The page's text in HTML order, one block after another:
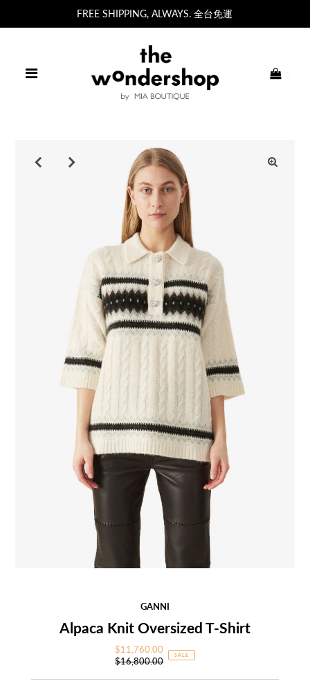
FREE SHIPPING, ALWAYS. 全台免運
GANNI
Alpaca Knit Oversized T-Shirt
Sale
Price
$11,760.00
Regular
$16,800.00
SALE